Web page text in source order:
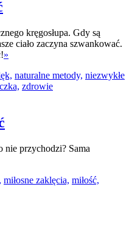
kręgosłupa. Gdy są
ciało zaczyna szwankować.
»
naturalne metody, niezwykłe
zdrowie
przychodzi? Sama
miłosne zaklęcia, miłość,